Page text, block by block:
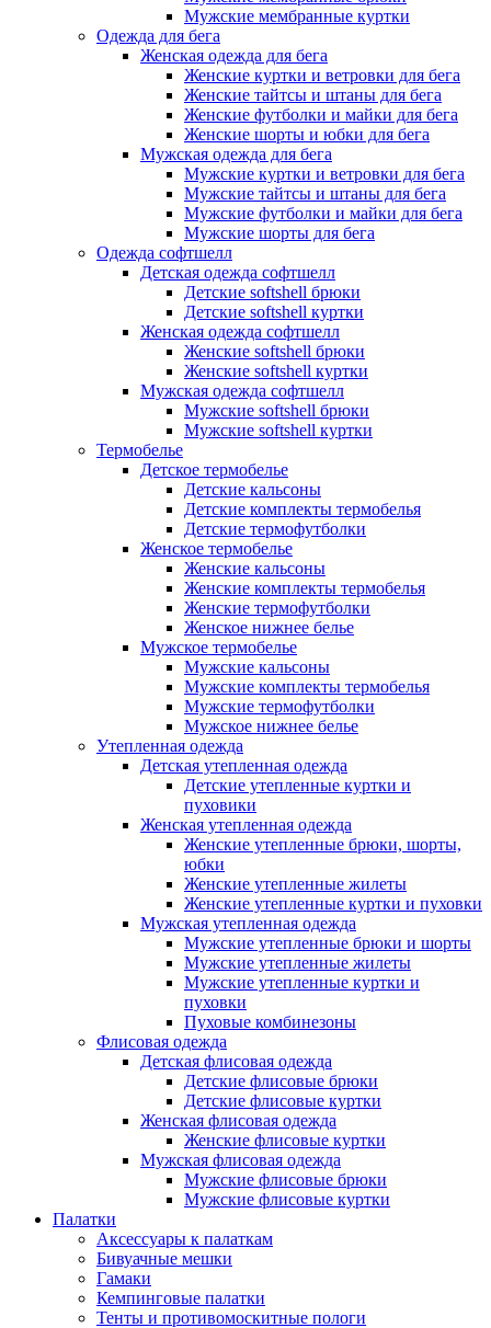
Мужские мембранные куртки
Одежда для бега
Женская одежда для бега
Женские куртки и ветровки для бега
Женские тайтсы и штаны для бега
Женские футболки и майки для бега
Женские шорты и юбки для бега
Мужская одежда для бега
Мужские куртки и ветровки для бега
Мужские тайтсы и штаны для бега
Мужские футболки и майки для бега
Мужские шорты для бега
Одежда софтшелл
Детская одежда софтшелл
Детские softshell брюки
Детские softshell куртки
Женская одежда софтшелл
Женские softshell брюки
Женские softshell куртки
Мужская одежда софтшелл
Мужские softshell брюки
Мужские softshell куртки
Термобелье
Детское термобелье
Детские кальсоны
Детские комплекты термобелья
Детские термофутболки
Женское термобелье
Женские кальсоны
Женские комплекты термобелья
Женские термофутболки
Женское нижнее белье
Мужское термобелье
Мужские кальсоны
Мужские комплекты термобелья
Мужские термофутболки
Мужское нижнее белье
Утепленная одежда
Детская утепленная одежда
Детские утепленные куртки и
пуховики
Женская утепленная одежда
Женские утепленные брюки, шорты,
юбки
Женские утепленные жилеты
Женские утепленные куртки и пуховки
Мужская утепленная одежда
Мужские утепленные брюки и шорты
Мужские утепленные жилеты
Мужские утепленные куртки и
пуховки
Пуховые комбинезоны
Флисовая одежда
Детская флисовая одежда
Детские флисовые брюки
Детские флисовые куртки
Женская флисовая одежда
Женские флисовые куртки
Мужская флисовая одежда
Мужские флисовые брюки
Мужские флисовые куртки
Палатки
Аксессуары к палаткам
Бивуачные мешки
Гамаки
Кемпинговые палатки
Тенты и противомоскитные пологи